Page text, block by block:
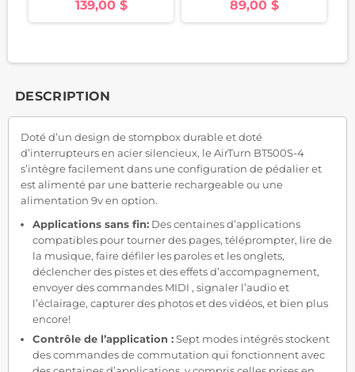
139,00 $ 89,00 $
DESCRIPTION
Doté d’un design de stompbox durable et doté
d’interrupteurs en acier silencieux, le AirTurn BT500S-4
s’intègre facilement dans une configuration de pédalier et
est alimenté par une batterie rechargeable ou une
alimentation 9v en option.
Applications sans fin: Des centaines d’applications
compatibles pour tourner des pages, téléprompter, lire de
la musique, faire défiler les paroles et les onglets,
déclencher des pistes et des effets d’accompagnement,
envoyer des commandes MIDI , signaler l’audio et
l’éclairage, capturer des photos et des vidéos, et bien plus
encore!
Contrôle de l’application :Sept modes intégrés stockent
des commandes de commutation qui fonctionnent avec